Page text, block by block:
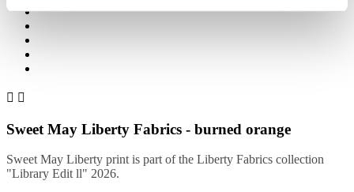
 
Sweet May Liberty Fabrics - burned orange
Sweet May Liberty print is part of the Liberty Fabrics collection
"Library Edit ll" 2026.